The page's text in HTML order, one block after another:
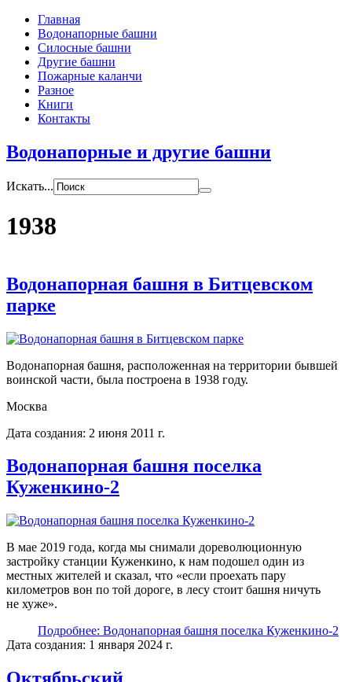
Главная
Водонапорные башни
Силосные башни
Другие башни
Пожарные каланчи
Разное
Книги
Контакты
Водонапорные и другие башни
Искать...
1938
Водонапорная башня в Битцевском
парке
Водонапорная башня, расположенная на территории бывшей
воинской части, была построена в 1938 году.
Москва
Дата создания: 2 июня 2011 г.
Водонапорная башня поселка
Куженкино-2
В мае 2019 года, когда мы снимали дореволюционную
застройку станции Куженкино, к нам подошел один из
местных жителей и сказал, что «если проехать пару
километров вон по той дороге, в лесу стоит башня ничуть
не хуже».
Подробнее: Водонапорная башня поселка Куженкино-2
Дата создания: 1 января 2024 г.